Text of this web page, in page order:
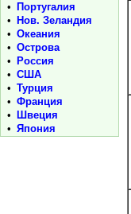
•
Португалия
•
Нов. Зеландия
• Океания
• Острова
•
Россия
• США
• Турция
• Франция
•
Швеция
• Япония